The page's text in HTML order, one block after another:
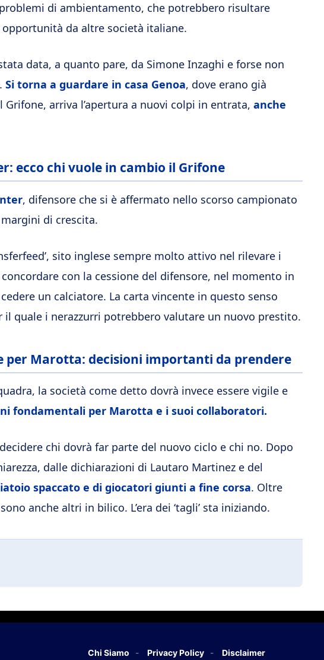
di ambientamento, che potrebbero risultare
da altre società italiane.
data, a quanto pare, da Simone Inzaghi e forse non
Si torna a guardare in casa Genoa, dove erano già
arriva l’apertura a nuovi colpi in entrata, anche
ecco chi vuole in cambio il Grifone
, difensore che si è affermato nello scorso campionato
di crescita.
sito inglese sempre molto attivo nel rilevare i
con la cessione del difensore, nel momento in
un calciatore. La carta vincente in questo senso
il quale i nerazzurri potrebbero valutare un nuovo prestito.
Marotta: decisioni importanti da prendere
la società come detto dovrà invece essere vigile e
fondamentali per Marotta e i suoi collaboratori.
chi dovrà far parte del nuovo ciclo e chi no. Dopo
dalle dichiarazioni di Lautaro Martinez e del
spaccato e di giocatori giunti a fine corsa. Oltre
anche altri in bilico. L’era dei ‘tagli’ sta iniziando.
Chi Siamo Privacy Policy Disclaimer